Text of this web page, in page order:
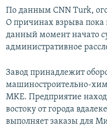
По данным CNN Turk,
О причинах взрыва
данный момент начато
административное
Завод принадлежит
машиностроительно-
MKE. Предприятие
востоку от города
выполняет заказы для